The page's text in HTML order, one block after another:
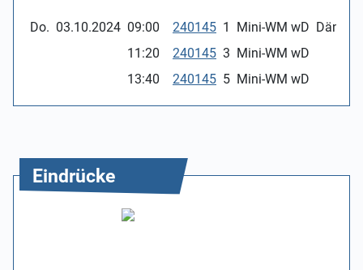
Do. 03.10.2024 09:00 240145 1 Mini-WM wD
11:20
240145 3 Mini-WM wD
13:40
240145 5 Mini-WM wD
Eindrücke